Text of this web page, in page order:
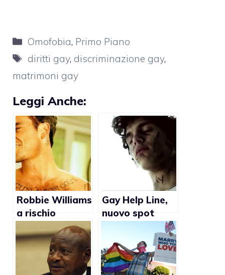
Categorie
Omofobia, Primo Piano
Tag
diritti gay, discriminazione gay,
matrimoni gay
Leggi Anche:
Robbie Williams
a rischio
arresto in
Russia
Gay Help Line,
nuovo spot
2014 (VIDEO)